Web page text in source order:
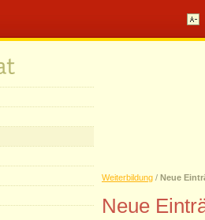
Weiterbildung / Neue
Neue